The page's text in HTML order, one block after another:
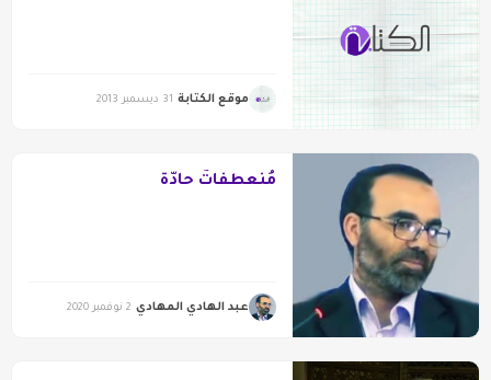
موقع الكتابة 31 ديسمبر 2013
مُنعطفاتٌ حادّة
عبد الهادي المهادي 2 نوفمبر 2020